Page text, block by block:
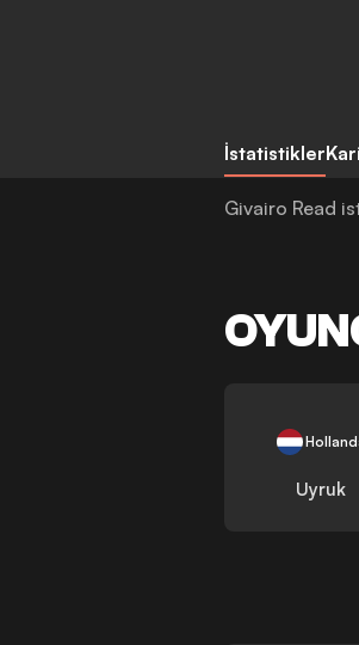
İstatistikler
Givairo Read
Uyruk